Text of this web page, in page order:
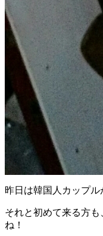
昨日は韓国人カップル
それと初めて来る方
ね！